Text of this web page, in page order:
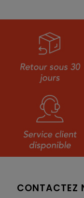
CONTACTEZ